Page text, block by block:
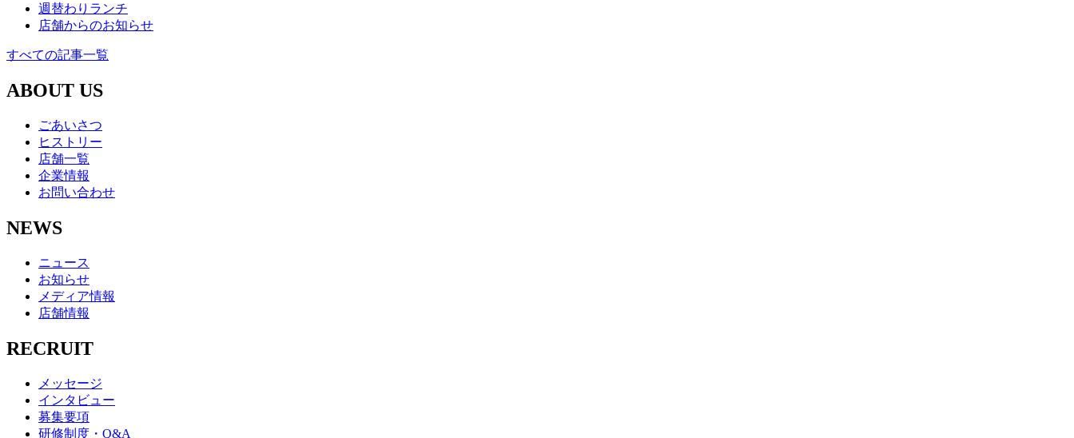
週替わりランチ
店舗からのお知らせ
すべての記事一覧
ABOUT US
ごあいさつ
ヒストリー
店舗一覧
企業情報
お問い合わせ
NEWS
ニュース
お知らせ
メディア情報
店舗情報
RECRUIT
メッセージ
インタビュー
募集要項
研修制度・Q&A